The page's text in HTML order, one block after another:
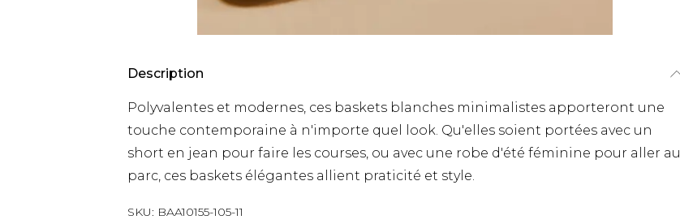
Description
Polyvalentes et modernes, ces baskets blanches minimalistes apporteront une
touche contemporaine à n'importe quel look. Qu'elles soient portées avec un
short en jean pour faire les courses, ou avec une robe d'été féminine pour aller au
parc, ces baskets élégantes allient praticité et style.
SKU: BAA10155-105-11